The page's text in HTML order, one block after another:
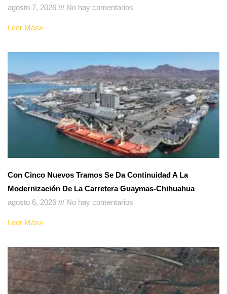
agosto 7, 2026
No hay comentarios
Leer Más»
Con Cinco Nuevos Tramos Se Da Continuidad A La
Modernización De La Carretera Guaymas-Chihuahua
agosto 6, 2026
No hay comentarios
Leer Más»